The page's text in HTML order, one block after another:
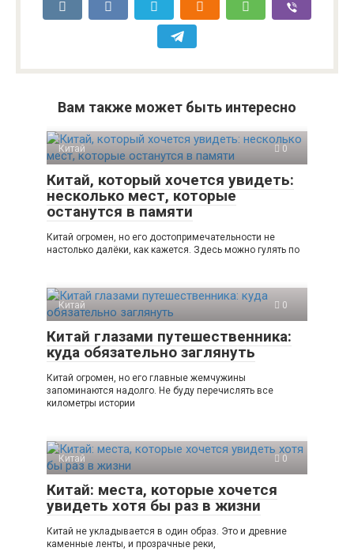
Вам также может быть интересно
Китай 0
Китай, который хочется увидеть:
несколько мест, которые
останутся в памяти
Китай огромен, но его достопримечательности не
настолько далёки, как кажется. Здесь можно гулять по
Китай 0
Китай глазами путешественника:
куда обязательно заглянуть
Китай огромен, но его главные жемчужины
запоминаются надолго. Не буду перечислять все
километры истории
Китай 0
Китай: места, которые хочется
увидеть хотя бы раз в жизни
Китай не укладывается в один образ. Это и древние
каменные ленты, и прозрачные реки,